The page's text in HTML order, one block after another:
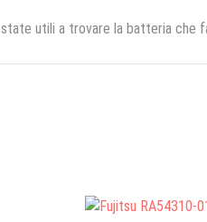
utili a trovare la batteria